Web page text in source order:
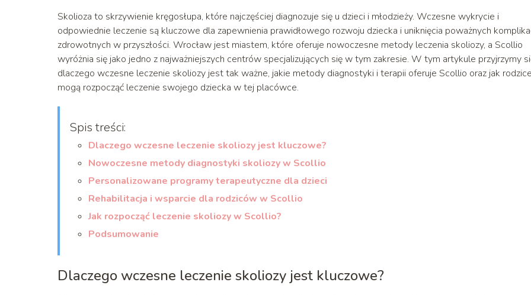
Skolioza to skrzywienie kręgosłupa, które najczęściej diagnozuje się u dzieci i młodzieży. Wczesne wykrycie i
odpowiednie leczenie są kluczowe dla zapewnienia prawidłowego rozwoju dziecka i uniknięcia poważnych
zdrowotnych w przyszłości. Wrocław jest miastem, które oferuje nowoczesne metody leczenia skoliozy, a Scollio
wyróżnia się jako jedno z najważniejszych centrów specjalizujących się w tym zakresie. W tym artykule przyjrzymy
dlaczego wczesne leczenie skoliozy jest tak ważne, jakie metody diagnostyki i terapii oferuje Scollio oraz jak rodzice
mogą rozpocząć leczenie swojego dziecka w tej placówce.
Spis treści:
Dlaczego wczesne leczenie skoliozy jest kluczowe?
Nowoczesne metody diagnostyki skoliozy w Scollio
Personalizowane programy terapeutyczne dla dzieci
Rehabilitacja i wsparcie dla rodziców w Scollio
Jak rozpocząć leczenie skoliozy w Scollio?
Podsumowanie
Dlaczego wczesne leczenie skoliozy jest kluczowe?